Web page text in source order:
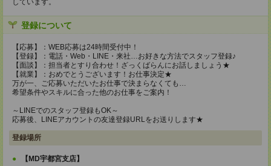
しています。
登録について
【応募】：WEB応募は24時間受付中！
【登録】：電話・Web・LINE・来社…お好きな方法でスタッフ登録♪
【面談】：担当者とすり合わせ！ざっくばらんにお話しましょう★
【就業】：おめでとうございます！お仕事決定★
万が一、ご応募いただいたお仕事で決まらなくても…
希望条件やスキルに合った他のお仕事をご案内！
～LINEでのスタッフ登録もOK～
応募後、LINEアカウントの友達登録URLをお送りします★
登録場所
【MD宇都宮支店】